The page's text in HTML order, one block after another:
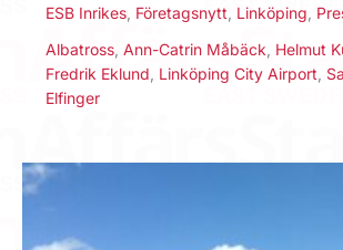
ESB Inrikes Företagsnytt Linköping
Albatross, Ann-Catrin Måbäck, Helmut
Fredrik Eklund, Linköping City Airport,
Elfinger